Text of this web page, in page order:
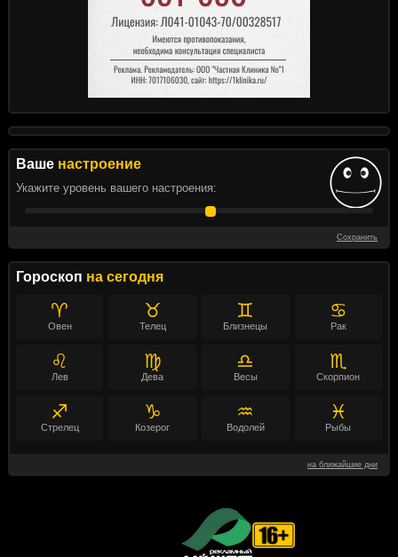
Ваше настроение
Укажите уровень вашего настроения:
Сохранить
Гороскоп на сегодня
♈
Овен
♉
Телец
♊
Близнецы
♋
Рак
♌
Лев
♍
Дева
♎
Весы
♏
Скорпион
♐
Стрелец
♑
Козерог
♒
Водолей
♓
Рыбы
на ближайшие дни